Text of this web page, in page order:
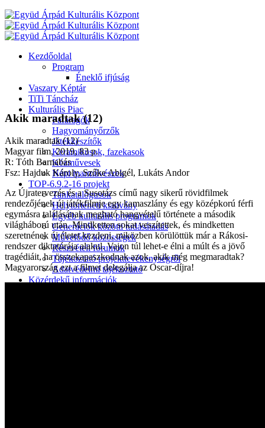
Kezdőoldal
Program
Éneklő ifjúság
Vaszary Képtár
TiTi Táncház
Kulturális Piac
Fafaragók
Hagyományőrzők
Játékkészítők
Keramikusok, fazekasok
Kézművesek
Népi iparművészek
TOP-6.9.2-16 projekt
Tankatalógusok
Helytörténeti kiadvány
Egyéb kulturális programok
Generációk közötti tudásátadás
Művelődő közösségek
Részvételi fórumok
Tájékoztató projekttevékenységről
Adatvédelmi tájékoztató
Közérdekű információk
Akik maradtak (12)
Akik maradtak (12)
Magyar film, 2019, 83 p.
R: Tóth Barnabás
Fsz: Hajduk Károly, Szőke Abigél, Lukáts Andor
Az Újratervezés és a Susotázs című nagy sikerű rövidfilmek
rendezőjének új játékfilmje egy kamaszlány és egy középkorú férfi
egymásra találásának megható hangvételű története a második
világháború után. Mindketten sokat veszítettek, és mindketten
szeretnének új életet kezdeni, miközben körülöttük már a Rákosi-
rendszer diktatúrája alakul. Vajon túl lehet-e élni a múlt és a jövő
tragédiáit, ha összekapaszkodnak azok, akik még megmaradtak?
Magyarország ezt a filmet delegálja az Oscar-díjra!